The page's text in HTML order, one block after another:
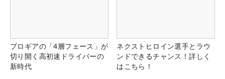
プロギアの「4層フェース」が
切り開く高初速ドライバーの
新時代
ネクストヒロイン選手とラウ
ンドできるチャンス！詳しく
はこちら！